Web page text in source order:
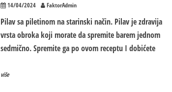
14/04/2024 FaktorAdmin
Pilav sa piletinom na starinski način. Pilav je zdravija
vrsta obroka koji morate da spremite barem jednom
sedmično. Spremite ga po ovom receptu I dobićete
više